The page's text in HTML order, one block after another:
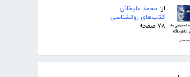
از: محمد علیخانی
کتاب‌های روانشناسی
۷۸ صفحه